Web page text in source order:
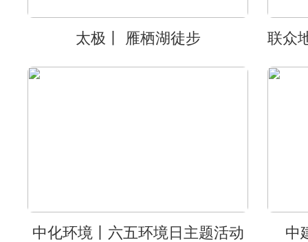
太极丨 雁栖湖徒步
中化环境丨六五环境日主题活动 中